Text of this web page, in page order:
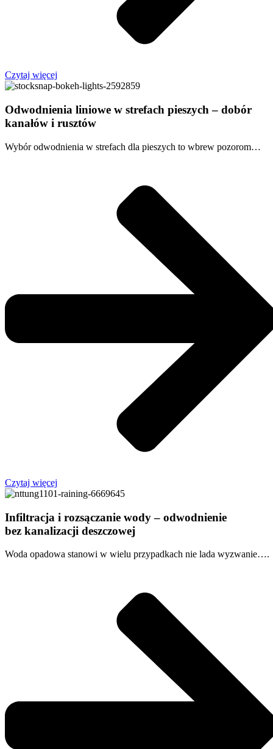
Czytaj więcej
Odwodnienia liniowe w strefach pieszych – dobór
kanałów i rusztów
Wybór odwodnienia w strefach dla pieszych to wbrew pozorom…
Czytaj więcej
Infiltracja i rozsączanie wody – odwodnienie
bez kanalizacji deszczowej
Woda opadowa stanowi w wielu przypadkach nie lada wyzwanie….